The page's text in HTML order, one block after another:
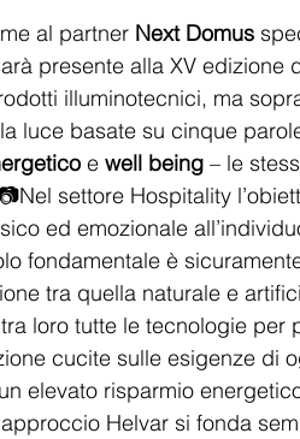
al partner Next Domus
presente alla XV edizione
illuminotecnici, ma
luce basate su cinque
e well being – le
settore Hospitality
ed emozionale
fondamentale è
tra quella naturale e
loro tutte le tecnologie
cucite sulle esigenze
elevato risparmio
Helvar si fonda